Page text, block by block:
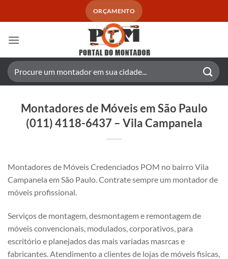
ORÇAMENTO
Pesquisar
por:
Montadores de Móveis em São Paulo
(011) 4118-6437 – Vila Campanela
Montadores de Móveis Credenciados POM no bairro Vila
Campanela em São Paulo. Contrate sempre um montador de
móveis profissional.
Serviços de montagem, desmontagem e remontagem de
móveis convencionais, modulados, corporativos, para
escritório e planejados das mais variadas masrcas e
fabricantes. Atendimento a clientes de lojas de móveis fisicas,